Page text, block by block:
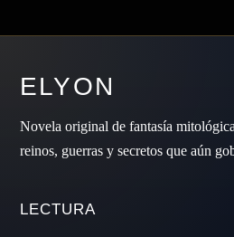
ELYON
Novela original de fantasía
reinos, guerras y secretos que aún
LECTURA